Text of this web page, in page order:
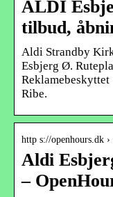
ALDI
tilbud,
Aldi Strandby
Esbjerg Ø.
Ribe.
http s://openhours.dk
Aldi
–